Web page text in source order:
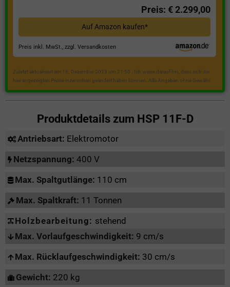
Preis: € 2.299,00
Auf Amazon kaufen*
Preis inkl. MwSt., zzgl. Versandkosten
Zuletzt aktualisiert am 18. Dezember 2023 um 21:50 . Ich weise darauf hin, dass sich die
hier angezeigten Preise inzwischen geändert haben können. Alle Angaben ohne Gewähr.
Produktdetails zum HSP 11F-D
Antriebsart: Elektromotor
Netzspannung: 400 V
Max. Spaltgutlänge: 110 cm
Max. Spaltkraft: 11 Tonnen
Holzbearbeitung: stehend
Max. Vorlaufgeschwindigkeit: 9 cm/s
Max. Rücklaufgeschwindigkeit: 30 cm/s
Gewicht: 220 kg